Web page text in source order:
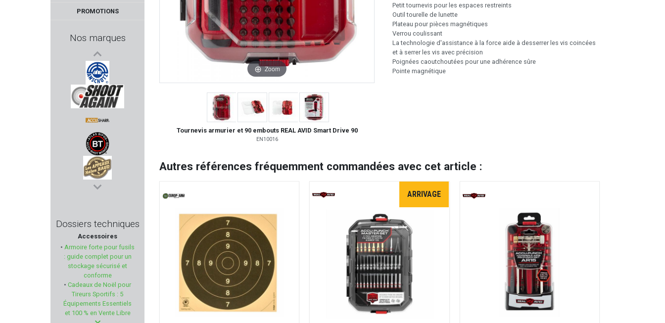
PROMOTIONS
Nos marques
KOWA
AHG - ANSCHUTZ
SHOOT AGAIN
ACCU SHARP
ACCU-SHOT
HELEN BAUD
MIDWEST INDUSTRIES
HOWA
SWAB-ITS - BORE-WHIPS
WALKER'S
Dossiers techniques
Accessoires
• Armoire forte pour fusils
: guide complet pour un
stockage sécurisé et
conforme
• Cadeaux de Noël pour
Tireurs Sportifs : 5
Équipements Essentiels
et 100 % en Vente Libre
Zoom
Tournevis armurier et 90 embouts REAL AVID Smart Drive 90
EN10016
Petit tournevis pour les espaces restreints
Outil tourelle de lunette
Plateau pour pièces magnétiques
Verrou coulissant
La technologie d'assistance à la force aide à desserrer les vis coincées
et à serrer les vis avec précision
Poignées caoutchoutées pour une adhérence sûre
Pointe magnétique
Autres références fréquemment commandées avec cet article :
ARRIVAGE